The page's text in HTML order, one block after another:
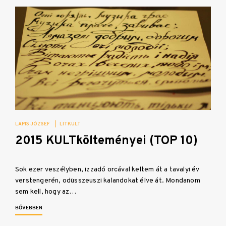
LAPIS JÓZSEF LITKULT
2015 KULTkölteményei (TOP 10)
Sok ezer veszélyben, izzadó orcával keltem át a tavalyi év
verstengerén, odüsszeuszi kalandokat élve át. Mondanom
sem kell, hogy az…
BŐVEBBEN